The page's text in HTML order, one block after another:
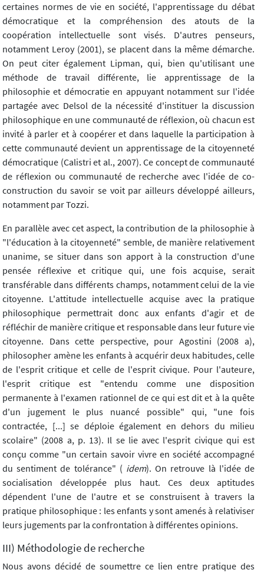
certaines normes de vie en société, l'apprentissage du débat
démocratique et la compréhension des atouts de la
coopération intellectuelle sont visés. D'autres penseurs,
notamment Leroy (2001), se placent dans la même démarche.
On peut citer également Lipman, qui, bien qu'utilisant une
méthode de travail différente, lie apprentissage de la
philosophie et démocratie en appuyant notamment sur l'idée
partagée avec Delsol de la nécessité d'instituer la discussion
philosophique en une communauté de réflexion, où chacun est
invité à parler et à coopérer et dans laquelle la participation à
cette communauté devient un apprentissage de la citoyenneté
démocratique (Calistri et al., 2007). Ce concept de communauté
de réflexion ou communauté de recherche avec l'idée de co-
construction du savoir se voit par ailleurs développé ailleurs,
notamment par Tozzi.
En parallèle avec cet aspect, la contribution de la philosophie à
"l'éducation à la citoyenneté" semble, de manière relativement
unanime, se situer dans son apport à la construction d'une
pensée réflexive et critique qui, une fois acquise, serait
transférable dans différents champs, notamment celui de la vie
citoyenne. L'attitude intellectuelle acquise avec la pratique
philosophique permettrait donc aux enfants d'agir et de
réfléchir de manière critique et responsable dans leur future vie
citoyenne. Dans cette perspective, pour Agostini (2008 a),
philosopher amène les enfants à acquérir deux habitudes, celle
de l'esprit critique et celle de l'esprit civique. Pour l'auteure,
l'esprit critique est "entendu comme une disposition
permanente à l'examen rationnel de ce qui est dit et à la quête
d'un jugement le plus nuancé possible" qui, "une fois
contractée, [...] se déploie également en dehors du milieu
scolaire" (2008 a, p. 13). Il se lie avec l'esprit civique qui est
conçu comme "un certain savoir vivre en société accompagné
du sentiment de tolérance" ( idem). On retrouve là l'idée de
socialisation développée plus haut. Ces deux aptitudes
dépendent l'une de l'autre et se construisent à travers la
pratique philosophique : les enfants y sont amenés à relativiser
leurs jugements par la confrontation à différentes opinions.
III) Méthodologie de recherche
Nous avons décidé de soumettre ce lien entre pratique des